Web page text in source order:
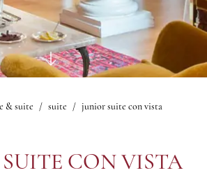
1
camere
0
bambini
prenotazione
Fontana
& suite suite junior suite con vista
CON VISTA